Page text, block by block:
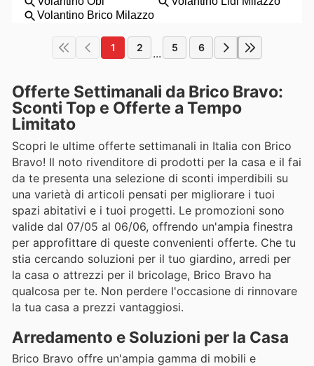
1 2 ... 5 6
Offerte Settimanali da Brico Bravo:
Sconti Top e Offerte a Tempo
Limitato
Scopri le ultime offerte settimanali in Italia con Brico
Bravo! Il noto rivenditore di prodotti per la casa e il fai
da te presenta una selezione di sconti imperdibili su
una varietà di articoli pensati per migliorare i tuoi
spazi abitativi e i tuoi progetti. Le promozioni sono
valide dal 07/05 al 06/06, offrendo un'ampia finestra
per approfittare di queste convenienti offerte. Che tu
stia cercando soluzioni per il tuo giardino, arredi per
la casa o attrezzi per il bricolage, Brico Bravo ha
qualcosa per te. Non perdere l'occasione di rinnovare
la tua casa a prezzi vantaggiosi.
Arredamento e Soluzioni per la Casa
Brico Bravo offre un'ampia gamma di mobili e